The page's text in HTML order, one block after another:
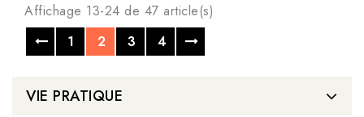
Affichage 13-24 de 47 article(s)
1
2 3 4
VIE PRATIQUE